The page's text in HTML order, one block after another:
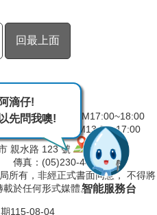
回最上面
性下班時間：PM17:00~18:00
AM9:00~12:30 PM13:30~17:00
親水路 123 號
傳真：(05)230-4421
所有，非經正式書面同意， 不得將
於任何形式媒體。
115-08-04
滴仔!
先問我噢!
智能服務台